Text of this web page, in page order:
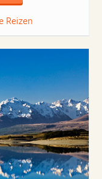
Reizen